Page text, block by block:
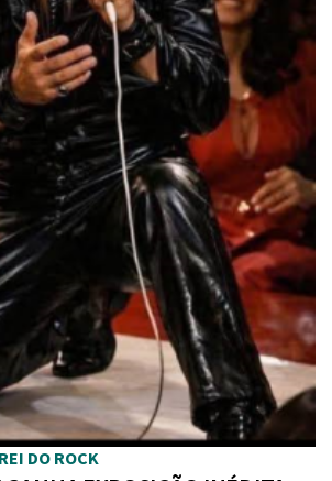
DO ROCK